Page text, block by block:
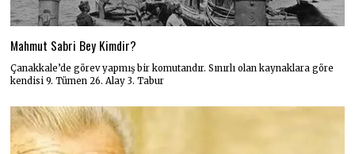
Mahmut Sabri Bey Kimdir?
Çanakkale’de görev yapmış bir komutandır. Sınırlı olan kaynaklara göre
kendisi 9. Tümen 26. Alay 3. Tabur